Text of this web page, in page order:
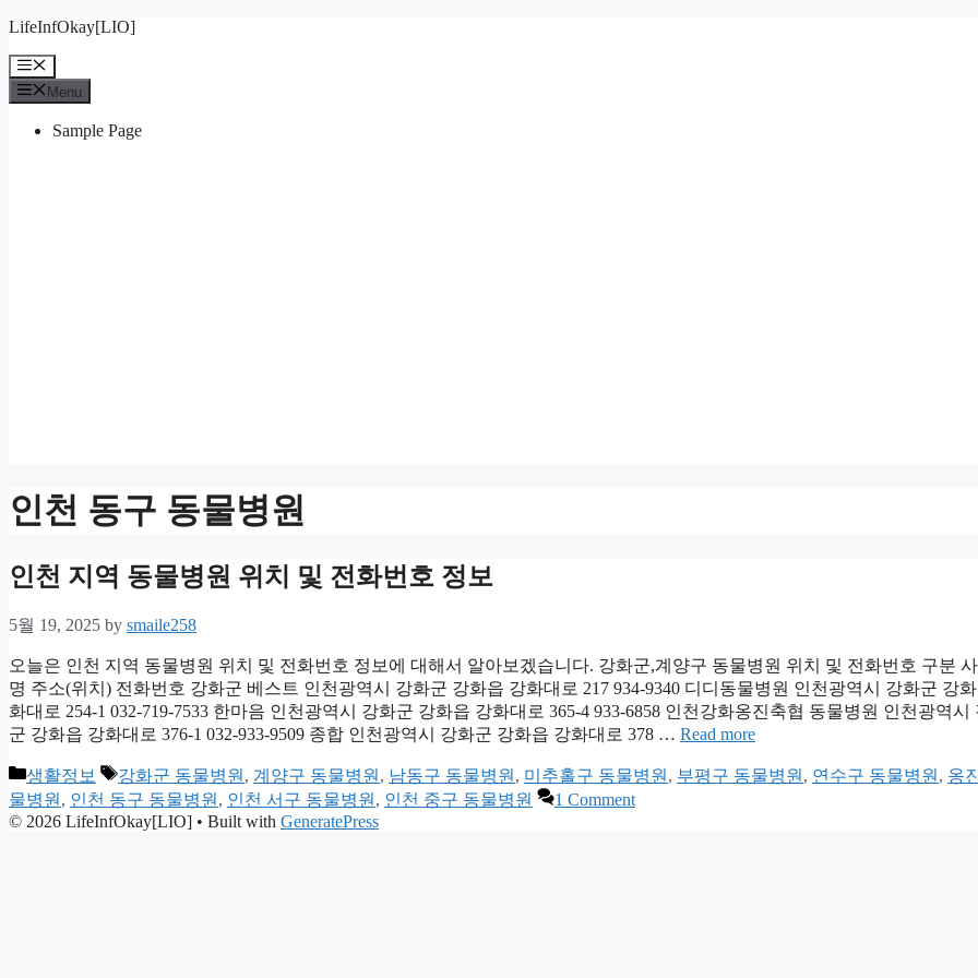
Skip
content
LifeInfOkay[LIO]
Menu
Menu
Sample Page
인천 동구 동물병원
인천 지역 동물병원 위치 및 전화번호 정보
5월 19, 2025 by smaile258
오늘은 인천 지역 동물병원 위치 및 전화번호 정보에 대해서 알아보겠습니다. 강화군,계양구 동물병원 위치 및 전화번호 구분
명 주소(위치) 전화번호 강화군 베스트 인천광역시 강화군 강화읍 강화대로 217 934-9340 디디동물병원 인천광역시 강화군 강
화대로 254-1 032-719-7533 한마음 인천광역시 강화군 강화읍 강화대로 365-4 933-6858 인천강화옹진축협 동물병원 인천광역시
군 강화읍 강화대로 376-1 032-933-9509 종합 인천광역시 강화군 강화읍 강화대로 378 … Read more
Categories
생활정보 Tags
강화군 동물병원, 계양구 동물병원, 남동구 동물병원, 미추홀구 동물병원, 부평구 동물병원, 연수구 동물병원, 옹
물병원, 인천 동구 동물병원, 인천 서구 동물병원, 인천 중구 동물병원
1 Comment
© 2026 LifeInfOkay[LIO] • Built with GeneratePress